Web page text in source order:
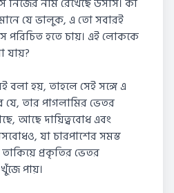
যে ভালুক, এ তো সবারই
পরিচিত হতে চায়। এই লোককে
যায়?
বলা হয়, তাহলে সেই সঙ্গে এ
যে, তার পাগলামির ভেতর
আছে দায়িত্ববোধ এবং
যা চারপাশের সমস্ত
প্রকৃতির ভেতর
পায়।